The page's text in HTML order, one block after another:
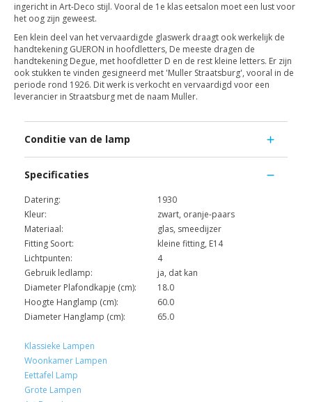
ingericht in Art-Deco stijl. Vooral de 1e klas eetsalon moet een lust voor
het oog zijn geweest.
Een klein deel van het vervaardigde glaswerk draagt ook werkelijk de
handtekening GUERON in hoofdletters, De meeste dragen de
handtekening Degue, met hoofdletter D en de rest kleine letters. Er zijn
ook stukken te vinden gesigneerd met 'Muller Straatsburg', vooral in de
periode rond 1926. Dit werk is verkocht en vervaardigd voor een
leverancier in Straatsburg met de naam Muller.
Conditie van de lamp
Specificaties
Datering:
1930
Kleur:
zwart, oranje-paars
Materiaal:
glas, smeedijzer
Fitting Soort:
kleine fitting, E14
Lichtpunten:
4
Gebruik ledlamp:
ja, dat kan
Diameter Plafondkapje (cm):
18.0
Hoogte Hanglamp (cm):
60.0
Diameter Hanglamp (cm):
65.0
Klassieke Lampen
Woonkamer Lampen
Eettafel Lamp
Grote Lampen